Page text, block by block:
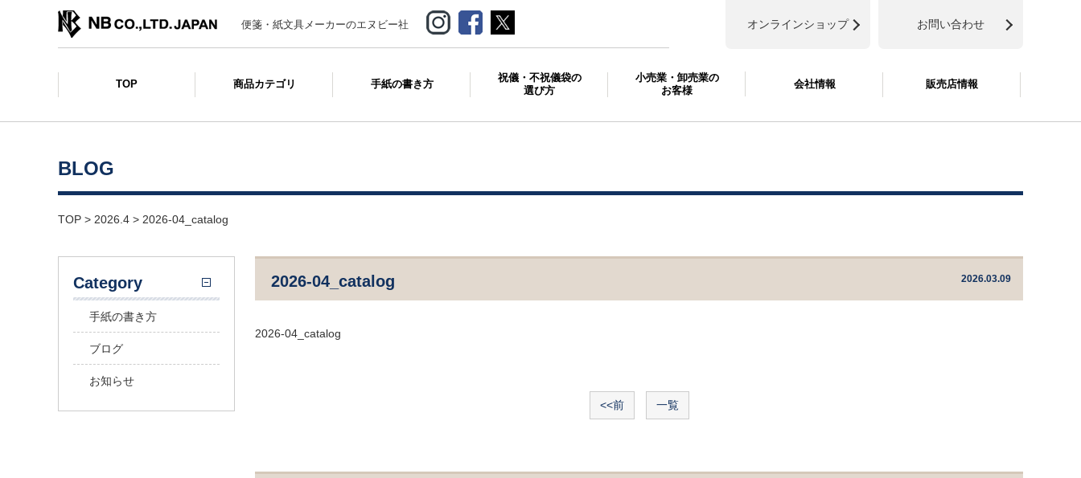
便箋・紙文具メーカーのエヌビー社 お問い合わせ
オンラインショップ
TOP 商品カテゴリ 手紙の書き方
祝儀・不祝儀袋の
選び方
小売業・卸売業の
お客様
会社情報 販売店情報
BLOG
TOP > 2026.4 > 2026-04_catalog
2026-04_catalog 2026.03.09
2026-04_catalog
<<前 一覧
Category
手紙の書き方
ブログ
お知らせ